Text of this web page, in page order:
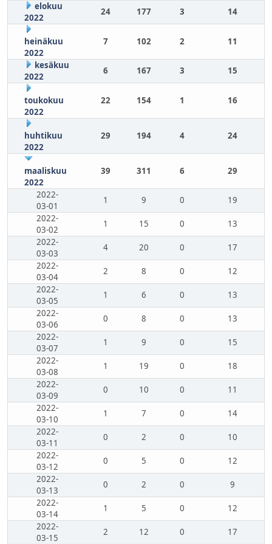
elokuu
2022
24 177 3 14
heinäkuu
2022
7 102 2 11
kesäkuu
2022
6 167 3 15
toukokuu
2022
22 154 1 16
huhtikuu
2022
29 194 4 24
maaliskuu
2022
39 311 6 29
2022-
03-01
1 9 0
19
2022-
03-02
1 15 0
13
2022-
03-03
4 20 0
17
2022-
03-04
2 8 0
12
2022-
03-05
1 6 0
13
2022-
03-06
0 8 0
13
2022-
03-07
1 9 0
15
2022-
03-08
1 19 0
18
2022-
03-09
0 10 0
11
2022-
03-10
1 7 0
14
2022-
03-11
0 2 0
10
2022-
03-12
0 5 0
12
2022-
03-13
0 2 0
9
2022-
03-14
1 5 0
12
2022-
03-15
2 12 0
17